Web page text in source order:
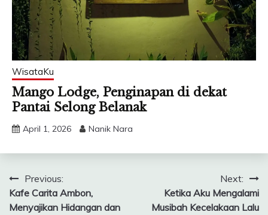
WisataKu
Mango Lodge, Penginapan di dekat
Pantai Selong Belanak
April 1, 2026 Nanik Nara
Post
navigation
Previous:
Kafe Carita Ambon,
Menyajikan Hidangan dan
Next:
Ketika Aku Mengalami
Musibah Kecelakaan Lalu